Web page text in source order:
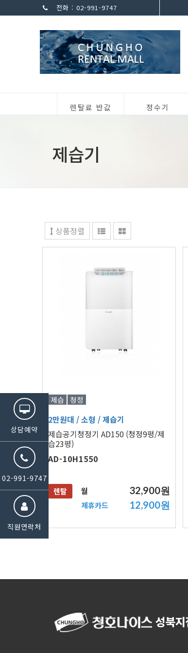
전화 : 02-991-9747
렌탈료 반값 정수기
제습기
상품정렬
제습 청정
2만원대 / 소형 / 제습기
제습공기청정기 AD150 (청정9평/제
습23평)
AD-10H1550
렌탈 월 32,900원
제휴카드 12,900원
상담예약
02-991-9747
직원연락처